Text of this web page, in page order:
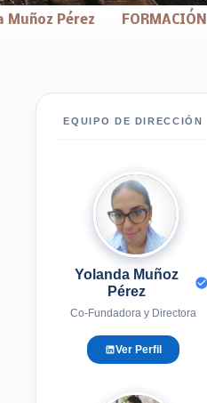
Muñoz Pérez FORMACIÓN
EQUIPO DE DIRECCIÓN
YM
Yolanda Muñoz
Pérez
Co-Fundadora y Directora
Ver Perfil